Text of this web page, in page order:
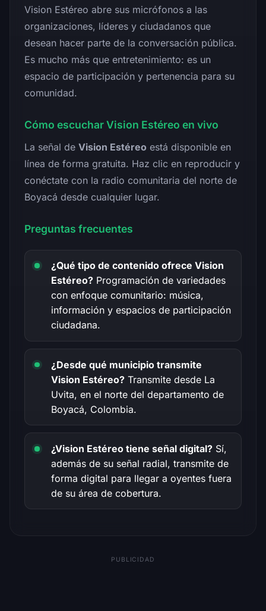
Vision Estéreo abre sus micrófonos a las
organizaciones, líderes y ciudadanos que
desean hacer parte de la conversación pública.
Es mucho más que entretenimiento: es un
espacio de participación y pertenencia para su
comunidad.
Cómo escuchar Vision Estéreo en vivo
La señal de Vision Estéreo está disponible en
línea de forma gratuita. Haz clic en reproducir y
conéctate con la radio comunitaria del norte de
Boyacá desde cualquier lugar.
Preguntas frecuentes
¿Qué tipo de contenido ofrece Vision
Estéreo? Programación de variedades
con enfoque comunitario: música,
información y espacios de participación
ciudadana.
¿Desde qué municipio transmite
Vision Estéreo? Transmite desde La
Uvita, en el norte del departamento de
Boyacá, Colombia.
¿Vision Estéreo tiene señal digital? Sí,
además de su señal radial, transmite de
forma digital para llegar a oyentes fuera
de su área de cobertura.
PUBLICIDAD